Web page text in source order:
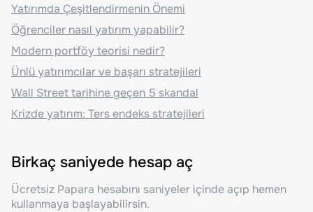
Yatırımda Çeşitlendirmenin Önemi
Öğrenciler nasıl yatırım yapabilir?
Modern portföy teorisi nedir?
Ünlü yatırımcılar ve başarı stratejileri
Wall Street tarihine geçen 5 skandal
Krizde yatırım: Ters endeks stratejileri
Birkaç saniyede hesap aç
Ücretsiz Papara hesabını saniyeler içinde açıp hemen
kullanmaya başlayabilirsin.